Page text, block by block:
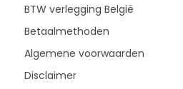
BTW verlegging België
Betaalmethoden
Algemene voorwaarden
Disclaimer